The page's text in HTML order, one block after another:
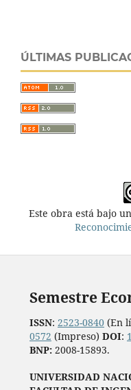
ÚLTIMAS
Este obra está bajo
Semestre
ISSN: 2523-0840(En
0572 (Impreso) DOI:
BNP:2008-15893.
UNIVERSIDAD